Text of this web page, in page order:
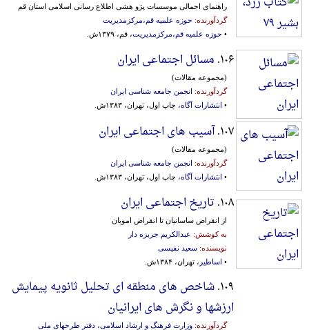
راهنمای اجمالی موسسات پژو هشی اطلاع رسانی اسلامی استان قم
گردآورنده: حوزه علمیه قم،مرکزمدیریت
• حوزه علمیه قم،مرکزمدیریت، قم، ۱۳۷۹ش.
۱۰۶. مسائل اجتماعی ایران
(مجموعه مقالات)
گردآورنده: انجمن جامعه شناسی ایران
• انتشارات آگاه، چاپ اول، تهران، ۱۳۸۳ش.
۱۰۷. آسیب های اجتماعی ایران
(مجموعه مقالات)
گردآورنده: انجمن جامعه شناسی ایران
• انتشارات آگاه، چاپ اول، تهران، ۱۳۸۳ش.
۱۰۸. تاریخ اجتماعی ایران
از انقراض ساسانیان تا انقراض امویان
به کوشش: عبدالکریم جربزه دار
نویسنده: سعید نفیسی
• اساطیر ، تهران، ۱۳۸۴ش.
۱۰۹. شاخص های منطقه ای تحلیل ثانویه پیمایش
ارزشها و نگرش های ایرانیان
گردآورنده: وزارت فرهنگ و ارشاد اسلامی، دفتر طرحهای ملی